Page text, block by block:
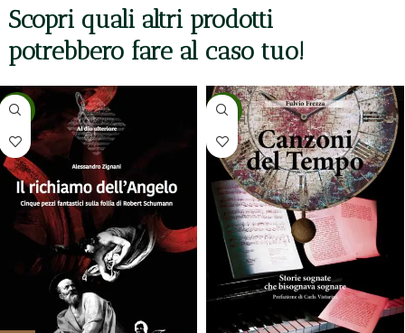
Scopri quali altri prodotti
potrebbero fare al caso tuo!
-5% -5%